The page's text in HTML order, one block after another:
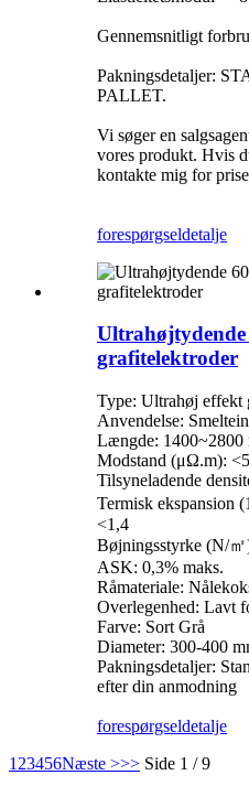
Gennemsnitligt
Pakningsdetaljer:
PALLET.
Vi søger en
vores produkt. Hvis
kontakte mig for
forespørgseldetalje
grafitelektroder
Type: Ultrahøj effekt
Anvendelse:
Længde: 1400~2800
Modstand (μΩ.m):
Tilsyneladende
Termisk
<1,4
Bøjningsstyrke (N/
ASK: 0,3% maks.
Råmateriale:
Overlegenhed: Lavt
Farve: Sort Grå
Diameter: 300-400
Pakningsdetaljer:
efter din anmodning
forespørgseldetalje
1 23456Næste >>> Side 1 / 9